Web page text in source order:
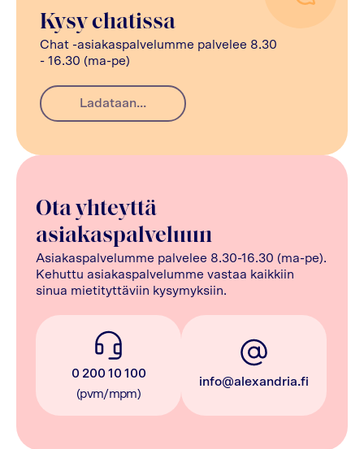
Ota yhteyttä
asiakaspalveluun
Asiakaspalvelumme palvelee 8.30-16.30 (ma-pe).
Kehuttu asiakaspalvelumme vastaa kaikkiin
sinua mietityttäviin kysymyksiin.
0 200 10 100
(pvm/mpm)
info@alexandria.fi
Kysy chatissa
Chat -asiakaspalvelumme palvelee 8.30
- 16.30 (ma-pe)
Ladataan...